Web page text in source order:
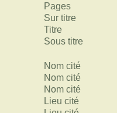
Pages
Sur titre
Titre
Sous titre
Nom cité
Nom cité
Nom cité
Lieu cité